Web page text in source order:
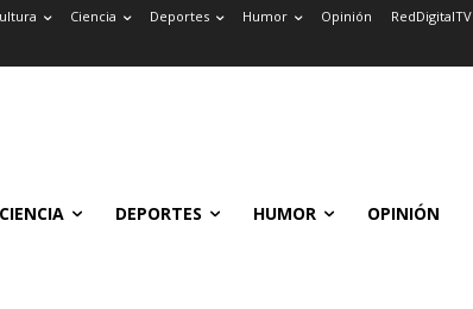
Ciencia Deportes Humor Opinión RedDigitalTV
CIENCIA DEPORTES HUMOR OPINIÓN